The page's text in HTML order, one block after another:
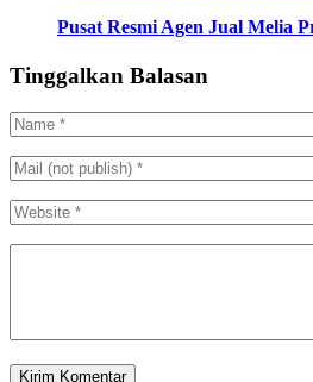
Pusat Resmi Agen Jual Melia
Tinggalkan Balasan